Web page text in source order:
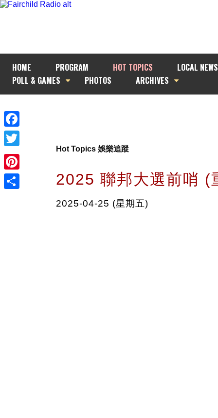
HOME PROGRAM HOT TOPICS
LOCAL NEWS
POLL & GAMES
PHOTOS ARCHIVES
Facebook
Twitter
Pinterest
Hot Topics 娛樂追蹤
2025 聯邦大選前哨 (
2025-04-25 (星期五)